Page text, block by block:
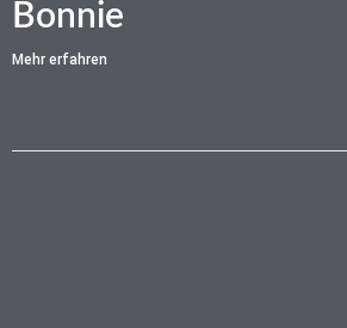
Bonnie
Mehr erfahren